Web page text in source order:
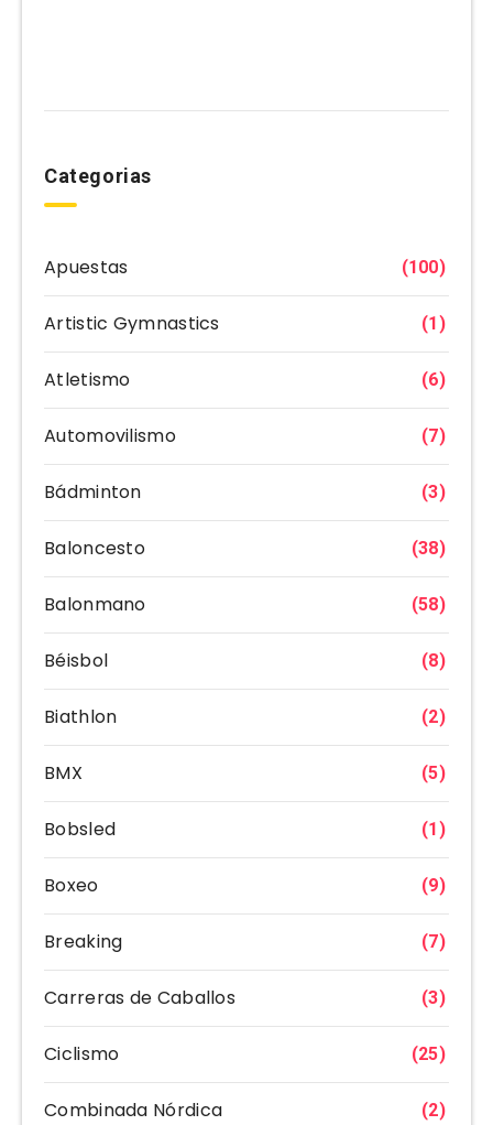
Categorias
Apuestas (100)
Artistic Gymnastics (1)
Atletismo (6)
Automovilismo (7)
Bádminton (3)
Baloncesto (38)
Balonmano (58)
Béisbol (8)
Biathlon (2)
BMX (5)
Bobsled (1)
Boxeo (9)
Breaking (7)
Carreras de Caballos (3)
Ciclismo (25)
Combinada Nórdica (2)